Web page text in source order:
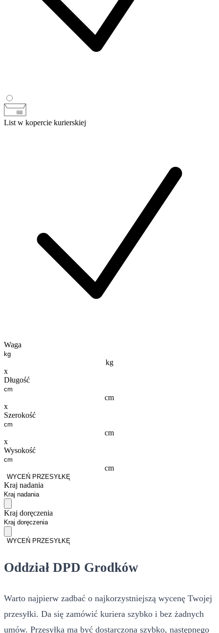
List w kopercie kurierskiej
Waga
kg
x
Długość
cm
x
Szerokość
cm
x
Wysokość
cm
WYCEŃ PRZESYŁKĘ
Kraj nadania
Kraj doręczenia
WYCEŃ PRZESYŁKĘ
Oddział DPD Grodków
Warto najpierw zadbać o najkorzystniejszą wycenę Twojej
przesyłki. Da się zamówić kuriera szybko i bez żadnych
umów. Przesyłka ma być dostarczona szybko, następnego